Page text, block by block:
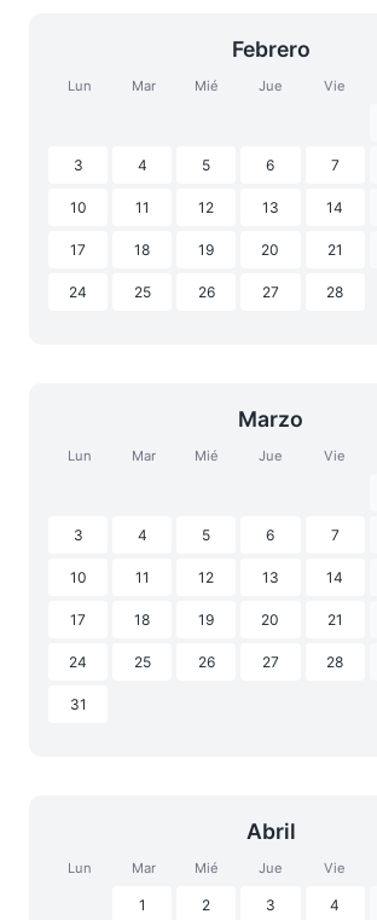
Febrero
Lun Mar Mié Jue Vie
3 4 5 6 7
10 11 12 13 14
17 18 19 20 21
24 25 26 27 28
Marzo
Lun Mar Mié Jue Vie
3 4 5 6 7
10 11 12 13 14
17 18 19 20 21
24 25 26 27 28
31
Abril
Lun Mar Mié Jue Vie
1 2 3 4